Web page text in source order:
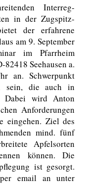
Interreg-
in der Zugspitz-
der erfahrene
am 9. September
im Pfarrheim
82418 Seehausen a.
an. Schwerpunkt
sein, die auch in
Dabei wird Anton
Anforderungen
eingehen. Ziel des
mind. fünf
Apfelsorten
können. Die
ist gesorgt.
email an unter